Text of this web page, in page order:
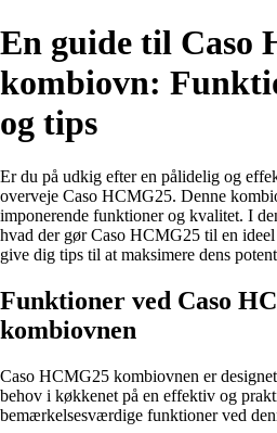
En guide til Caso
kombiovn:
og tips
Er du på udkig efter en pålidelig og
overveje Caso HCMG25. Denne
imponerende funktioner og kvalitet. I
hvad der gør Caso HCMG25 til en
give dig tips til at maksimere dens
Funktioner ved Caso
kombiovnen
Caso HCMG25 kombiovnen er
behov i køkkenet på en effektiv og
bemærkelsesværdige funktioner ved